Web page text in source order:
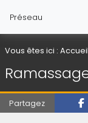
Préseau
Vous êtes ici : Accueil
Partagez